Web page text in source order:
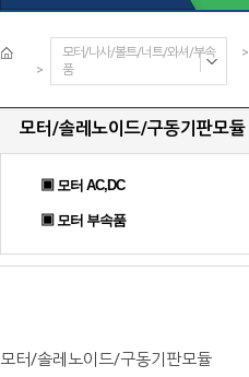
>
모터/나사/볼트/너트/와셔/부속
품
>
모터/솔레노이드/구동기판모듈
▣ 모터 AC,DC
▣ 모터 부속품
모터/솔레노이드/구동기판모듈